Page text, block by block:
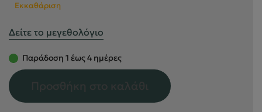
Εκκαθάριση
Δείτε το μεγεθολόγιο
Παράδοση 1 έως 4 ημέρες